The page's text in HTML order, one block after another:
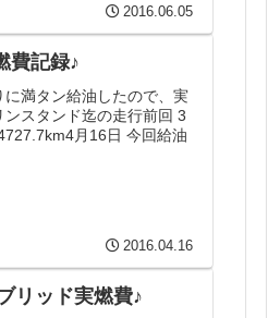
2016.06.05
ハイブリッド 実燃費記録♪
に満タン給油したので、実
スタンド迄の走行前回 3
月16日 今回給油
2016.04.16
ブリッド実燃費♪